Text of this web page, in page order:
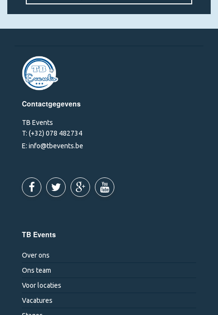
Contactgegevens
TB Events
T: (+32) 078 482734
E: info@tbevents.be
TB Events
Over ons
Ons team
Voor locaties
Vacatures